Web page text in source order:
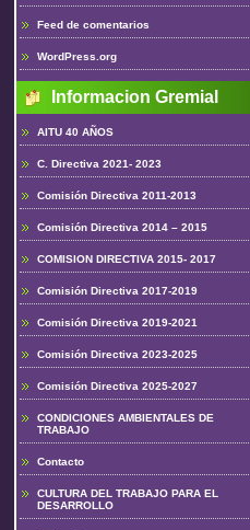
Feed de comentarios
WordPress.org
Informacion Gremial
AITU 40 AÑOS
C. Directiva 2021- 2023
Comisión Directiva 2011-2013
Comisión Directiva 2014 – 2015
COMISION DIRECTIVA 2015- 2017
Comisión Directiva 2017-2019
Comisión Directiva 2019-2021
Comisión Directiva 2023-2025
Comisión Directiva 2025-2027
CONDICIONES AMBIENTALES DE
TRABAJO
Contacto
CULTURA DEL TRABAJO PARA EL
DESARROLLO